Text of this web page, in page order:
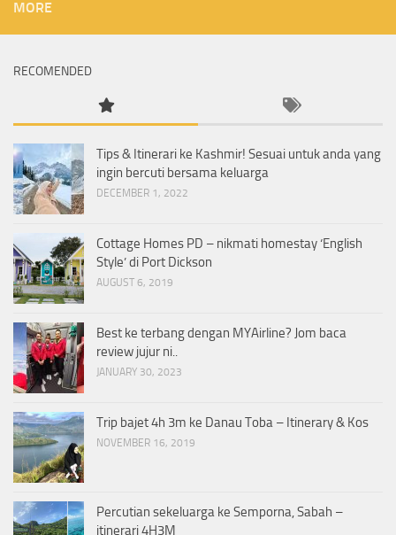
MORE
RECOMENDED
Tips & Itinerari ke Kashmir! Sesuai untuk anda yang
ingin bercuti bersama keluarga
DECEMBER 1, 2022
Cottage Homes PD – nikmati homestay ‘English
Style’ di Port Dickson
AUGUST 6, 2019
Best ke terbang dengan MYAirline? Jom baca
review jujur ni..
JANUARY 30, 2023
Trip bajet 4h 3m ke Danau Toba – Itinerary & Kos
NOVEMBER 16, 2019
Percutian sekeluarga ke Semporna, Sabah –
itinerari 4H3M